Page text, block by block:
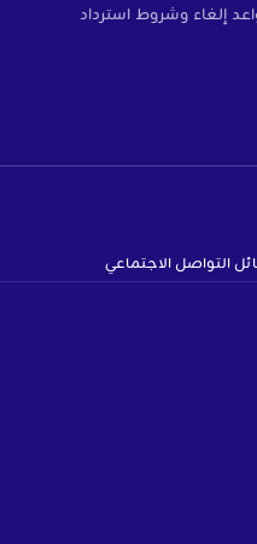
إلغاء وشروط استرداد
التواصل الاجتماعي